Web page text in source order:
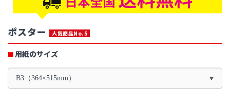
ポスター 人気商品No.5
用紙のサイズ
B3（364×515mm）